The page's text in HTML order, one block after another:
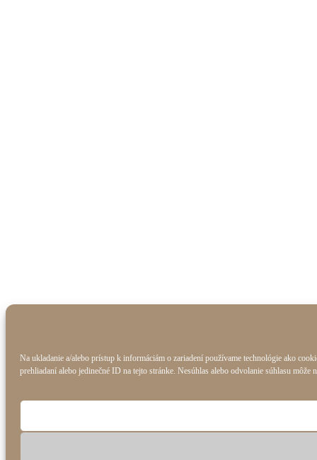
Na ukladanie a/alebo prístup k informáciám o zariadení používame technológie ako
prehliadaní alebo jedinečné ID na tejto stránke. Nesúhlas alebo odvolanie súhlasu